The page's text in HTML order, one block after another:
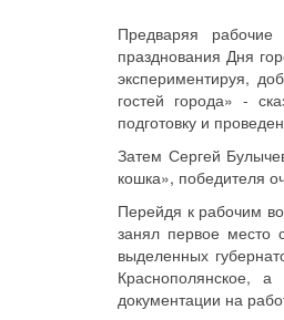
Предваряя
празднования Дня
экспериментируя,
гостей города» -
подготовку и
Затем Сергей
кошка», победителя
Перейдя к рабочим
занял первое место
выделенных
Краснополянское,
документации на